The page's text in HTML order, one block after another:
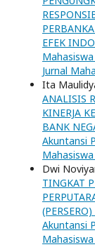
EFEK
Jurnal
Ita
ANALISIS
KINERJA
BANK
Akuntansi
Dwi
TINGKAT
Akuntansi